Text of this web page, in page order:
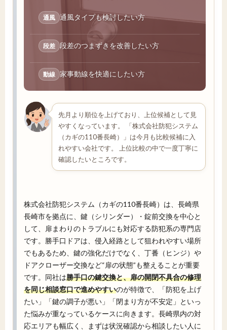
通風 通風タイプも検討したい方
段差 段差のつまずきを改善したい方
動線 家事動線を快適にしたい方
先月より順位を上げており、上位候補として見
やすくなっています。 「株式会社防犯システム
（カギの110番長崎）」は今月も比較候補に入
れやすい会社です。 上位比較の中で一度丁寧に
確認したいところです。
株式会社防犯システム（カギの110番長崎）は、長崎県
長崎市を拠点に、鍵（シリンダー）・錠前交換を中心と
して、扉まわりのトラブルにも対応する防犯系の専門店
です。勝手口ドアは、侵入経路として狙われやすい場所
でもあるため、鍵の強化だけでなく、丁番（ヒンジ）や
ドアクローザー交換など“扉の状態”も整えることが重要
です。同社は勝手口の鍵交換と、扉の開閉不具合の修理
を同じ相談窓口で進めやすいのが特徴で、「防犯を上げ
たい」「鍵の調子が悪い」「閉まり方が不安定」といっ
た悩みが重なっているケースに向きます。長崎県内の対
応エリアも幅広く、まずは状況確認から相談したい人に